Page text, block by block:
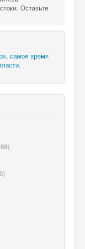
Оставьте
самое время